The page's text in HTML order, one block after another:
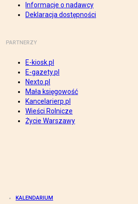
Informacje o nadawcy
Deklaracja dostępności
PARTNERZY
E-kiosk.pl
E-gazety.pl
Nexto.pl
Mała księgowość
Kancelarierp.pl
Wieści Rolnicze
Życie Warszawy
KALENDARIUM